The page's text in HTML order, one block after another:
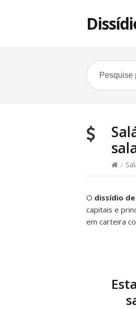
/
O dissídio
capitais e
em carteira